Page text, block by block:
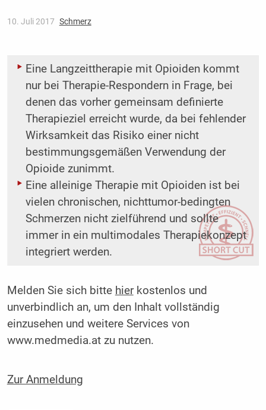
10. Juli 2017 Schmerz
Eine Langzeittherapie mit Opioiden kommt
nur bei Therapie-Respondern in Frage, bei
denen das vorher gemeinsam definierte
Therapieziel erreicht wurde, da bei fehlender
Wirksamkeit das Risiko einer nicht
bestimmungsgemäßen Verwendung der
Opioide zunimmt.
Eine alleinige Therapie mit Opioiden ist bei
vielen chronischen, nichttumor-bedingten
Schmerzen nicht zielführend und sollte
immer in ein multimodales Therapiekonzept
integriert werden.
Melden Sie sich bitte hierkostenlos und
unverbindlich an, um den Inhalt vollständig
einzusehen und weitere Services von
www.medmedia.at zu nutzen.
Zur Anmeldung